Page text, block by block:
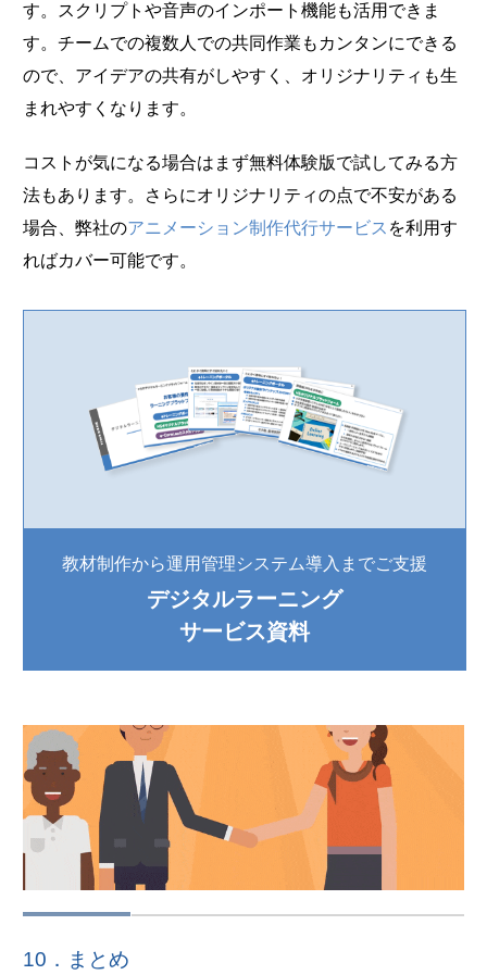
す。スクリプトや音声のインポート機能も活用できま
す。チームでの複数人での共同作業もカンタンにできる
ので、アイデアの共有がしやすく、オリジナリティも生
まれやすくなります。
コストが気になる場合はまず無料体験版で試してみる方
法もあります。さらにオリジナリティの点で不安がある
場合、弊社のアニメーション制作代行サービス を利用す
ればカバー可能です。
教材制作から運用管理システム導入までご支援
デジタルラーニング
サービス資料
10．まとめ